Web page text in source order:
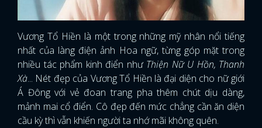
Vương Tổ Hiền là một trong những mỹ nhân nổi tiếng
nhất của làng điện ảnh Hoa ngữ, từng góp mặt trong
nhiều tác phẩm kinh điển như Thiện Nữ U Hồn, Thanh
Xà... Nét đẹp của Vương Tổ Hiền là đại diện cho nữ giới
Á Đông với vẻ đoan trang pha thêm chút dịu dàng,
mảnh mai cổ điển. Cô đẹp đến mức chẳng cần ăn diện
cầu kỳ thì vẫn khiến người ta nhớ mãi không quên.